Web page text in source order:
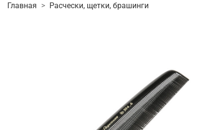
Главная Расчески, щетки, брашинги